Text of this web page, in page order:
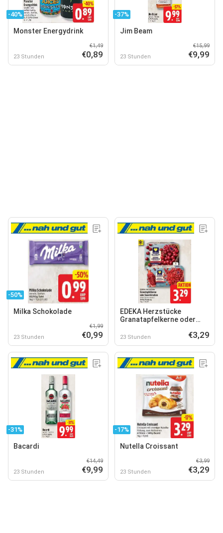
-40%
Monster Energydrink
23 Stunden
€1,49
€0,89
-37%
Jim Beam
23 Stunden
€15,99
€9,99
-50%
Milka Schokolade
23 Stunden
€1,99
€0,99
EDEKA Herzstücke
Granatapfelkerne oder
23 Stunden €3,29
-31%
Bacardi
23 Stunden
€14,49
€9,99
-17%
Nutella Croissant
23 Stunden
€3,99
€3,29